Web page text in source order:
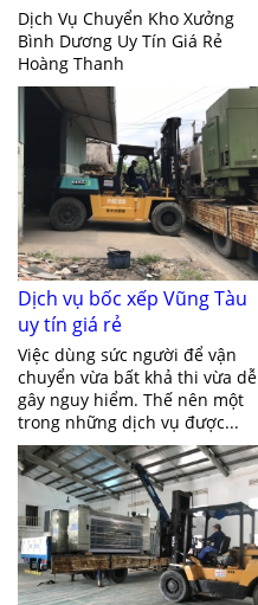
Dịch Vụ Chuyển Kho Xưởng
Bình Dương Uy Tín Giá Rẻ
Hoàng Thanh
Dịch vụ bốc xếp Vũng Tàu
uy tín giá rẻ
Việc dùng sức người để vận
chuyển vừa bất khả thi vừa dễ
gây nguy hiểm. Thế nên một
trong những dịch vụ được...